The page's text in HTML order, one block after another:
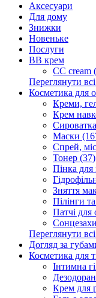
Аксесуари
Для дому
Знижки
Новеньке
Послуги
BB крем
CC cream
Переглянути
Косметика для
Креми,
Крем
Маски
Спрей,
Тонер (37)
Пінка
Зняття
Пілінги
Патчі для
Переглянути
Догляд за
Косметика для
Інтимна
Крем для